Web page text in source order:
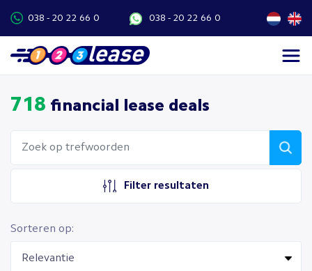
038 - 20 22 66 0 038 - 20 22 66 0
718 financial lease deals
Filter resultaten
Sorteren op: